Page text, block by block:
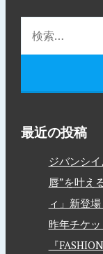
最近の投稿
ジバンシ
唇”を叶え
ィ」新登
昨年チケ
『